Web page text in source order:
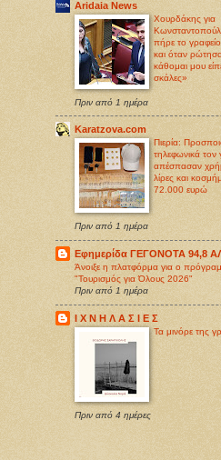
Aridaia News
Χουρδάκης για
πήρε το
και όταν
κάθομαι μου
σκάλες»
Πριν από 1 ημέρα
Karatzova.com
Πιερία:
τηλεφωνικά τον
απέσπασαν
λίρες και
72.000 ευρώ
Πριν από 1 ημέρα
Εφημερίδα ΓΕΓΟΝΟΤΑ 94,8
Άνοιξε η πλατφόρμα για ο
"Τουρισμός για Όλους 2026"
Πριν από 1 ημέρα
Ι Χ Ν Η Λ Α Σ Ι Ε Σ
Τα μινόρε της
Πριν από 4 ημέρες